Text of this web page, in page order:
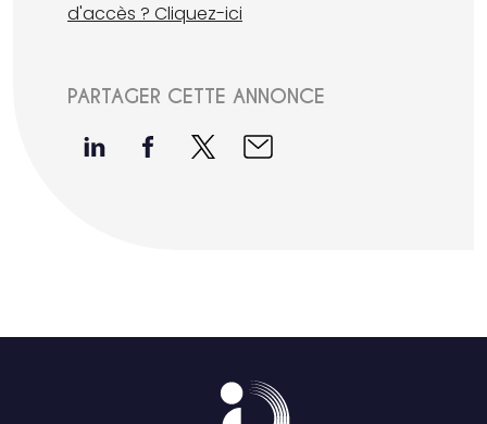
d'accès ? Cliquez-ici
PARTAGER CETTE ANNONCE